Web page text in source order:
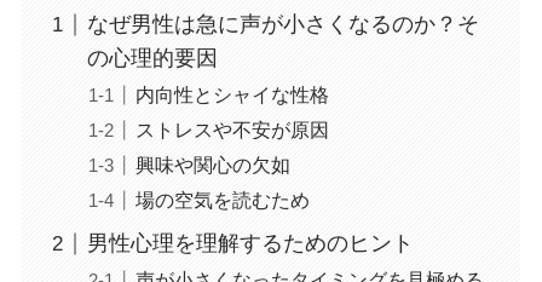
なぜ男性は急に声が小さくなるのか？そ
の心理的要因
内向性とシャイな性格
ストレスや不安が原因
興味や関心の欠如
場の空気を読むため
男性心理を理解するためのヒント